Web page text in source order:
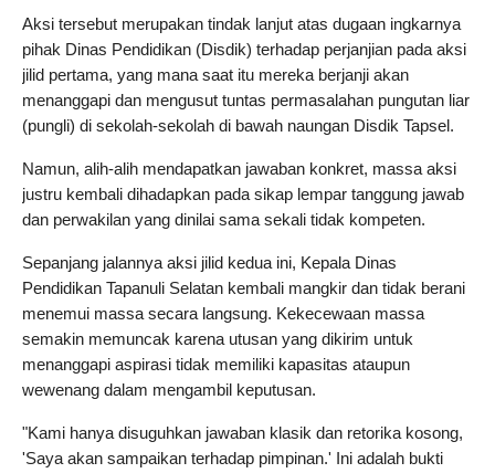
Aksi tersebut merupakan tindak lanjut atas dugaan ingkarnya
pihak Dinas Pendidikan (Disdik) terhadap perjanjian pada aksi
jilid pertama, yang mana saat itu mereka berjanji akan
menanggapi dan mengusut tuntas permasalahan pungutan liar
(pungli) di sekolah-sekolah di bawah naungan Disdik Tapsel.
Namun, alih-alih mendapatkan jawaban konkret, massa aksi
justru kembali dihadapkan pada sikap lempar tanggung jawab
dan perwakilan yang dinilai sama sekali tidak kompeten.
Sepanjang jalannya aksi jilid kedua ini, Kepala Dinas
Pendidikan Tapanuli Selatan kembali mangkir dan tidak berani
menemui massa secara langsung. Kekecewaan massa
semakin memuncak karena utusan yang dikirim untuk
menanggapi aspirasi tidak memiliki kapasitas ataupun
wewenang dalam mengambil keputusan.
"Kami hanya disuguhkan jawaban klasik dan retorika kosong,
'Saya akan sampaikan terhadap pimpinan.' Ini adalah bukti